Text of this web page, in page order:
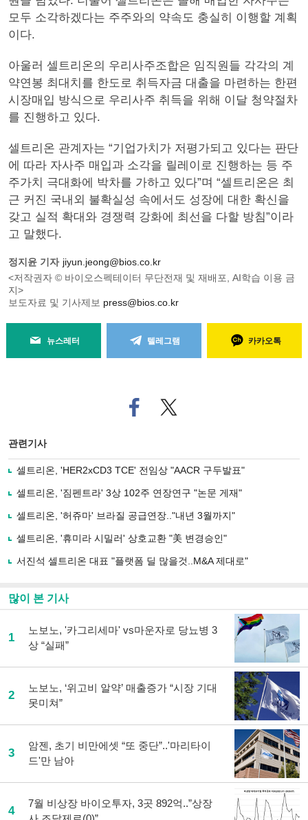
모두 소각하겠다는 주주와의 약속도 충실히 이행할 계획
이다.
아울러 셀트리온의 우리사주조합은 임직원들 각각의 계
약연봉 최대치를 한도로 취득자금 대출을 마련하는 한편
시장매입 방식으로 우리사주 취득을 위해 이달 청약절차
를 진행하고 있다.
셀트리온 관계자는 “기업가치가 저평가되고 있다는 판단
에 따라 자사주 매입과 소각을 릴레이로 진행하는 등 주
주가치 극대화에 박차를 가하고 있다”며 “셀트리온은 최
근 커진 국내외 불확실성 속에서도 성장에 대한 확신을
갖고 실적 확대와 경쟁력 강화에 최선을 다할 방침”이라
고 말했다.
정지윤 기자 jiyun.jeong@bios.co.kr
<저작권자 © 바이오스펙테이터 무단전재 및 재배포, AI학습 이용 금
지>
보도자료 및 기사제보 press@bios.co.kr
뉴스레터 텔레그램 카카오톡
페
이
로
사
유
기
트위
터로
관련기사
셀트리온, 'HER2xCD3 TCE' 전임상 "AACR 구두발표"
셀트리온, '짐펜트라' 3상 102주 연장연구 "논문 게재"
셀트리온, '허쥬마' 브라질 공급연장.."내년 3월까지"
셀트리온, '휴미라 시밀러' 상호교환 "美 변경승인"
서진석 셀트리온 대표 "플랫폼 딜 많을것..M&A 제대로"
많이 본 기사
1
노보노, '카그리세마' vs마운자로 당뇨병 3
상 “실패”
2
노보노, ‘위고비 알약’ 매출증가 “시장 기대
못미쳐”
3
암젠, 초기 비만에셋 “또 중단”..'마리타이
드'만 남아
4
7월 비상장 바이오투자, 3곳 892억..”상장